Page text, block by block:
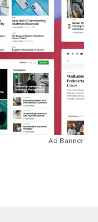
Ad Banner